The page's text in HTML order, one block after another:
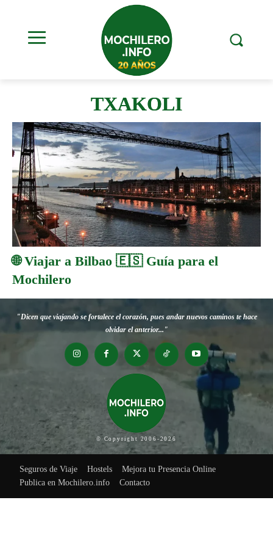
TXAKOLI
🌐 Viajar a Bilbao 🇪🇸 Guía para el
Mochilero
"Dicen que viajando se fortalece el corazón, pues andar nuevos caminos te hace
olvidar el anterior..."
© Copyright 2006-2026
Seguros de Viaje Hostels
Mejora tu Presencia Online
Publica en Mochilero.info
Contacto